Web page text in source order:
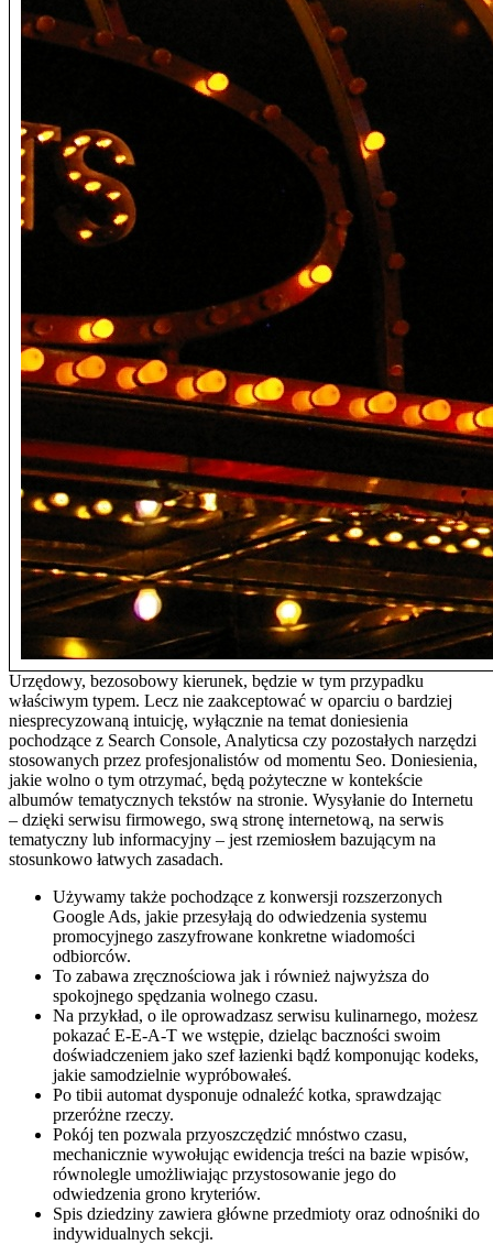
Urzędowy, bezosobowy kierunek, będzie w tym przypadku
właściwym typem. Lecz nie zaakceptować w oparciu o bardziej
niesprecyzowaną intuicję, wyłącznie na temat doniesienia
pochodzące z Search Console, Analyticsa czy pozostałych narzędzi
stosowanych przez profesjonalistów od momentu Seo. Doniesienia,
jakie wolno o tym otrzymać, będą pożyteczne w kontekście
albumów tematycznych tekstów na stronie. Wysyłanie do Internetu
– dzięki serwisu firmowego, swą stronę internetową, na serwis
tematyczny lub informacyjny – jest rzemiosłem bazującym na
stosunkowo łatwych zasadach.
Używamy także pochodzące z konwersji rozszerzonych
Google Ads, jakie przesyłają do odwiedzenia systemu
promocyjnego zaszyfrowane konkretne wiadomości
odbiorców.
To zabawa zręcznościowa jak i również najwyższa do
spokojnego spędzania wolnego czasu.
Na przykład, o ile oprowadzasz serwisu kulinarnego, możesz
pokazać E-E-A-T we wstępie, dzieląc baczności swoim
doświadczeniem jako szef łazienki bądź komponując kodeks,
jakie samodzielnie wypróbowałeś.
Po tibii automat dysponuje odnaleźć kotka, sprawdzając
przeróżne rzeczy.
Pokój ten pozwala przyoszczędzić mnóstwo czasu,
mechanicznie wywołując ewidencja treści na bazie wpisów,
równolegle umożliwiając przystosowanie jego do
odwiedzenia grono kryteriów.
Spis dziedziny zawiera główne przedmioty oraz odnośniki do
indywidualnych sekcji.